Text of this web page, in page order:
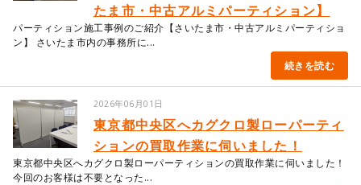
たま市・中古アルミパーティション】
パーティション施工事例のご紹介【さいたま市・中古アルミパーティショ
ン】 さいたま市内の事務所に...
続きを読む
2026年06月01日
東京都中央区へカグクロ製ローパーティ
ションの買取作業に伺いました！
東京都中央区へカグクロ製ローパーティションの買取作業に伺いました！
今回のお客様は不要となった...